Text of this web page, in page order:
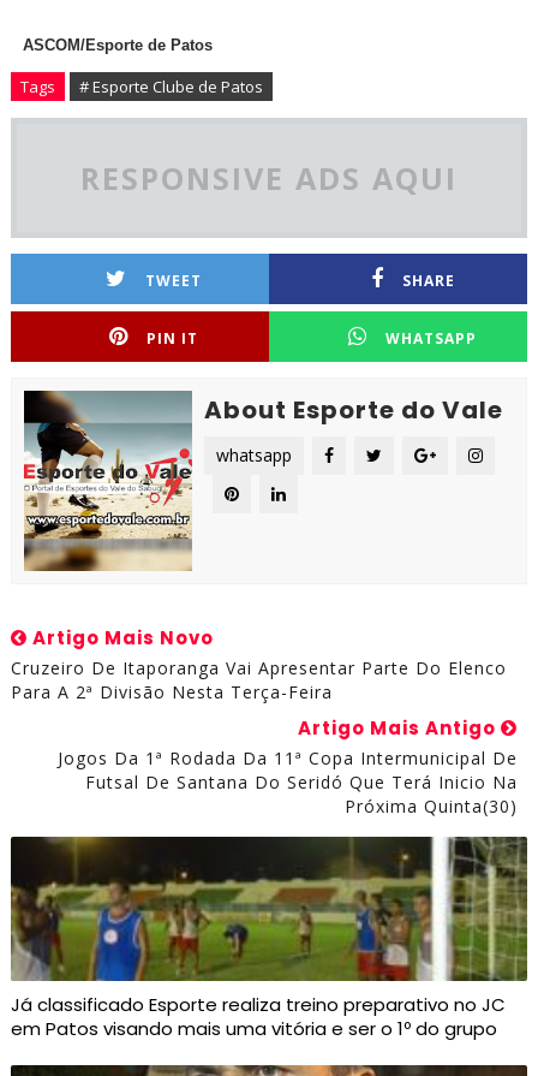
ASCOM/Esporte de Patos
Tags # Esporte Clube de Patos
RESPONSIVE ADS AQUI
TWEET SHARE
PIN IT WHATSAPP
About Esporte do Vale
whatsapp
Artigo Mais Novo
Cruzeiro De Itaporanga Vai Apresentar Parte Do Elenco
Para A 2ª Divisão Nesta Terça-Feira
Artigo Mais Antigo
Jogos Da 1ª Rodada Da 11ª Copa Intermunicipal De
Futsal De Santana Do Seridó Que Terá Inicio Na
Próxima Quinta(30)
Já classificado Esporte realiza treino preparativo no JC
em Patos visando mais uma vitória e ser o 1º do grupo